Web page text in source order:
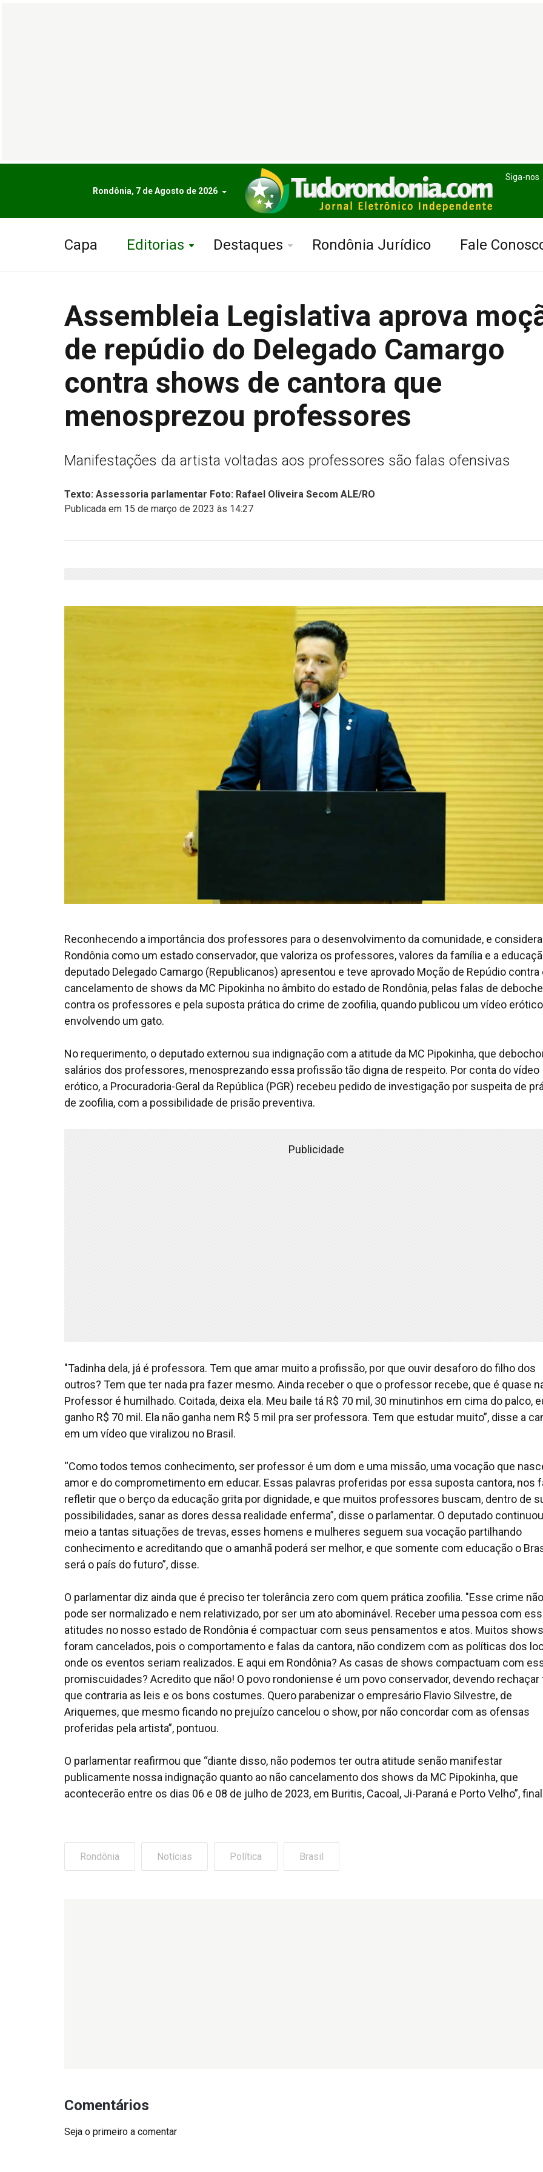
Rondônia, 7 de Agosto de 2026
Siga-nos
Capa Editorias Destaques Rondônia Jurídico Fale
Assembleia Legislativa aprova
de repúdio do Delegado Camargo
contra shows de cantora que
menosprezou professores
Manifestações da artista voltadas aos professores são falas ofensivas
Texto: Assessoria parlamentar Foto: Rafael Oliveira Secom ALE/RO
Publicada em 15 de março de 2023 às 14:27
Reconhecendo a importância dos professores para o desenvolvimento da comunidade, e
Rondônia como um estado conservador, que valoriza os professores, valores da família e a
deputado Delegado Camargo (Republicanos) apresentou e teve aprovado Moção de Repúdio contra
cancelamento de shows da MC Pipokinha no âmbito do estado de Rondônia, pelas falas de
contra os professores e pela suposta prática do crime de zoofilia, quando publicou um vídeo
envolvendo um gato.
No requerimento, o deputado externou sua indignação com a atitude da MC Pipokinha, que
salários dos professores, menosprezando essa profissão tão digna de respeito. Por conta do vídeo
erótico, a Procuradoria-Geral da República (PGR) recebeu pedido de investigação por suspeita de
de zoofilia, com a possibilidade de prisão preventiva.
Publicidade
"Tadinha dela, já é professora. Tem que amar muito a profissão, por que ouvir desaforo do filho dos
outros? Tem que ter nada pra fazer mesmo. Ainda receber o que o professor recebe, que é quase
Professor é humilhado. Coitada, deixa ela. Meu baile tá R$ 70 mil, 30 minutinhos em cima do palco,
ganho R$ 70 mil. Ela não ganha nem R$ 5 mil pra ser professora. Tem que estudar muito”, disse a
em um vídeo que viralizou no Brasil.
“Como todos temos conhecimento, ser professor é um dom e uma missão, uma vocação que
amor e do comprometimento em educar. Essas palavras proferidas por essa suposta cantora, nos
refletir que o berço da educação grita por dignidade, e que muitos professores buscam, dentro de
possibilidades, sanar as dores dessa realidade enferma”, disse o parlamentar. O deputado
meio a tantas situações de trevas, esses homens e mulheres seguem sua vocação partilhando
conhecimento e acreditando que o amanhã poderá ser melhor, e que somente com educação o
será o país do futuro”, disse.
O parlamentar diz ainda que é preciso ter tolerância zero com quem prática zoofilia. "Esse crime não
pode ser normalizado e nem relativizado, por ser um ato abominável. Receber uma pessoa com
atitudes no nosso estado de Rondônia é compactuar com seus pensamentos e atos. Muitos shows
foram cancelados, pois o comportamento e falas da cantora, não condizem com as políticas dos
onde os eventos seriam realizados. E aqui em Rondônia? As casas de shows compactuam com
promiscuidades? Acredito que não! O povo rondoniense é um povo conservador, devendo rechaçar
que contraria as leis e os bons costumes. Quero parabenizar o empresário Flavio Silvestre, de
Ariquemes, que mesmo ficando no prejuízo cancelou o show, por não concordar com as ofensas
proferidas pela artista”, pontuou.
O parlamentar reafirmou que “diante disso, não podemos ter outra atitude senão manifestar
publicamente nossa indignação quanto ao não cancelamento dos shows da MC Pipokinha, que
acontecerão entre os dias 06 e 08 de julho de 2023, em Buritis, Cacoal, Ji-Paraná e Porto Velho”,
Rondônia Notícias Política Brasil
Comentários
Seja o primeiro a comentar